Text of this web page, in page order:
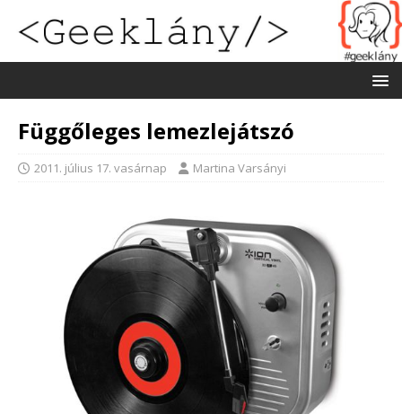
Függőleges lemezlejátszó
2011. július 17. vasárnap Martina Varsányi